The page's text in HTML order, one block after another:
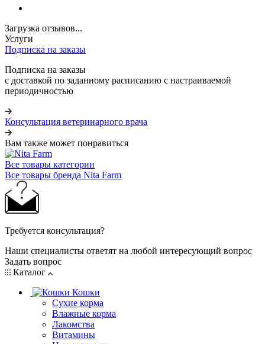
Загрузка отзывов...
Услуги
Подписка на заказы
Подписка на заказы
с доставкой по заданному расписанию с настраиваемой
периодичностью
Консультация ветеринарного врача
Вам также может понравиться
Все товары категории
Все товары бренда Nita Farm
Требуется консультация?
Наши специалисты ответят на любой интересующий вопрос
Задать вопрос
Каталог
Кошки
Сухие корма
Влажные корма
Лакомства
Витамины